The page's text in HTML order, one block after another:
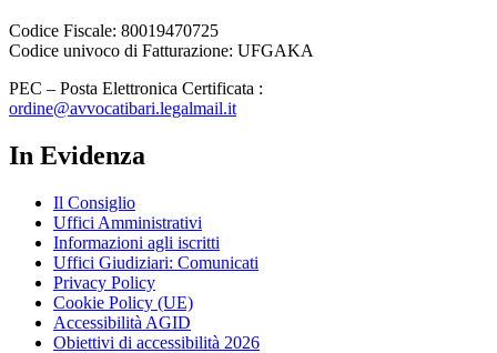
Codice Fiscale: 80019470725
Codice univoco di Fatturazione: UFGAKA
PEC – Posta Elettronica Certificata :
ordine@avvocatibari.legalmail.it
In Evidenza
Il Consiglio
Uffici Amministrativi
Informazioni agli iscritti
Uffici Giudiziari: Comunicati
Privacy Policy
Cookie Policy (UE)
Accessibilità AGID
Obiettivi di accessibilità 2026